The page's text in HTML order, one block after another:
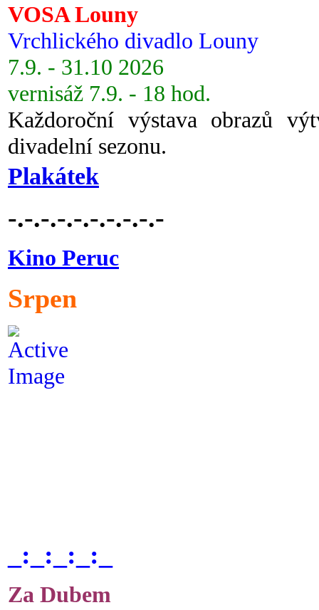
VOSA Louny
Vrchlického divadlo Louny
7.9. - 31.10 2026
vernisáž 7.9. - 18 hod.
Každoroční výstava obrazů
divadelní sezonu.
Plakátek
-.-.-.-.-.-.-.-.-.-
Kino Peruc
Srpen
_:_:_:_:_
Za Dubem